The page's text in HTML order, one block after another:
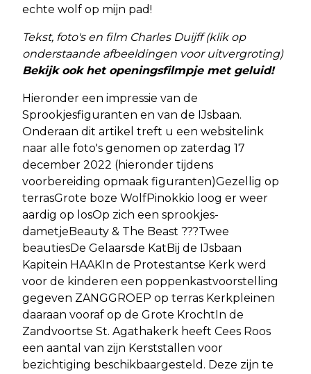
echte wolf op mijn pad!
Tekst, foto's en film Charles Duijff (klik op
onderstaande afbeeldingen voor uitvergroting)
Bekijk ook het openingsfilmpje met geluid!
Hieronder een impressie van de
Sprookjesfiguranten en van de IJsbaan.
Onderaan dit artikel treft u een websitelink
naar alle foto's genomen op zaterdag 17
december 2022 (hieronder tijdens
voorbereiding opmaak figuranten)Gezellig op
terrasGrote boze WolfPinokkio loog er weer
aardig op losOp zich een sprookjes-
dametjeBeauty & The Beast ???Twee
beautiesDe Gelaarsde KatBij de IJsbaan
Kapitein HAAKIn de Protestantse Kerk werd
voor de kinderen een poppenkastvoorstelling
gegeven ZANGGROEP op terras Kerkpleinen
daaraan vooraf op de Grote KrochtIn de
Zandvoortse St. Agathakerk heeft Cees Roos
een aantal van zijn Kerststallen voor
bezichtiging beschikbaargesteld. Deze zijn te